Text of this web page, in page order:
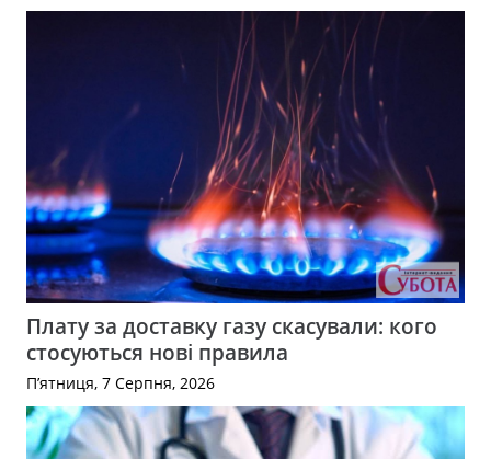
Плату за доставку газу скасували: кого
стосуються нові правила
П’ятниця, 7 Серпня, 2026